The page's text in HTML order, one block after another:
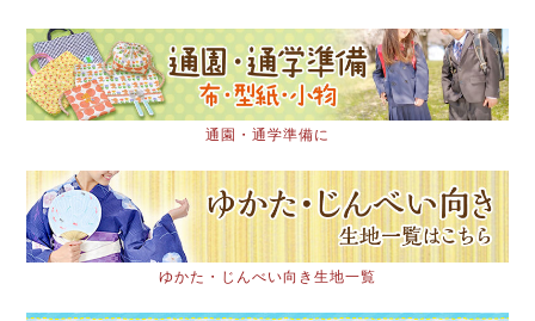
通園・通学準備に
ゆかた・じんべい向き生地一覧